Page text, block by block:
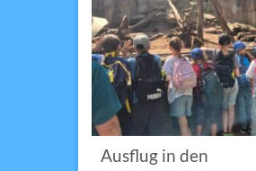
Ausflug in den